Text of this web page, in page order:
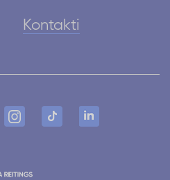
Kontakti